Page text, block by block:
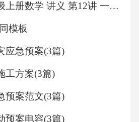
网球的个数比篮球的5倍多1
？
位数的笔算，先计算出250
解答。【详解】250×6＝150
有2个0。故答案为：B。
人教版七年级上册数学 讲义 第12讲 一元一次方程的实际应用讲义+练习（学生版）
模板
应急预案(3篇)
工方案(3篇)
预案范文(3篇)
预案电容(3篇)